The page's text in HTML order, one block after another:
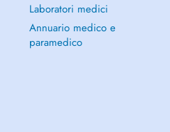
Laboratori medici
Annuario medico e
paramedico